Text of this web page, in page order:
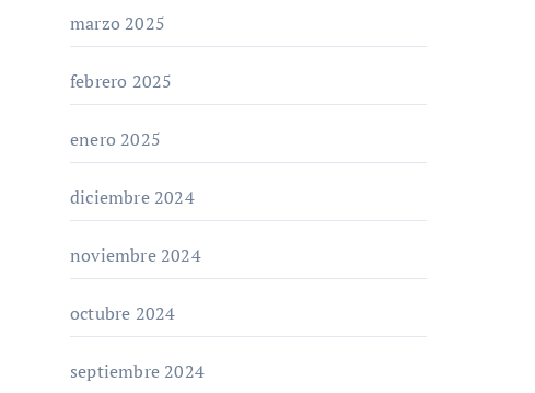
marzo 2025
febrero 2025
enero 2025
diciembre 2024
noviembre 2024
octubre 2024
septiembre 2024